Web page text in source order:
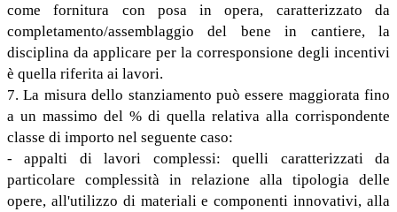
come fornitura con posa in opera, caratterizzato da
completamento/assemblaggio del bene in cantiere, la
disciplina da applicare per la corresponsione degli incentivi
è quella riferita ai lavori.
7. La misura dello stanziamento può essere maggiorata fino
a un massimo del % di quella relativa alla corrispondente
classe di importo nel seguente caso:
- appalti di lavori complessi: quelli caratterizzati da
particolare complessità in relazione alla tipologia delle
opere, all'utilizzo di materiali e componenti innovativi, alla